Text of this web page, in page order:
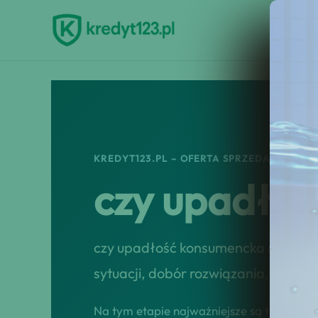
KREDYT123.PL – OFERTA SPRZEDAŻOWA
czy
czy upadłość konsumencka ma
sytuacji, dobór rozwiązania,
Na tym etapie najważniejsze są tempo,